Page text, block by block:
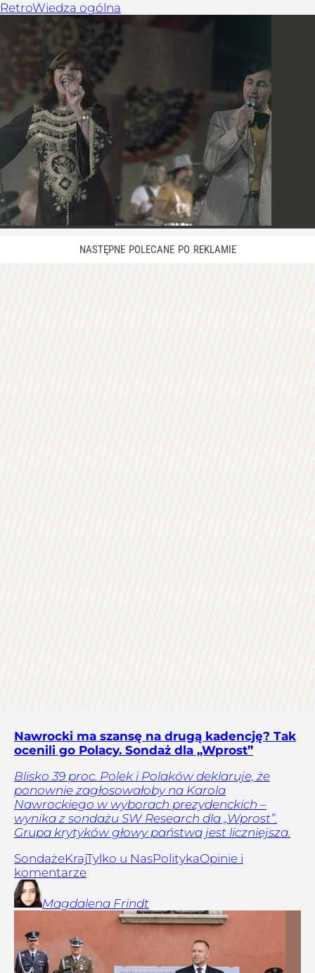
RetroWiedza ogólna
Nawrocki ma szansę na drugą kadencję? Tak
ocenili go Polacy. Sondaż dla „Wprost”
Blisko 39 proc. Polek i Polaków deklaruje, że
ponownie zagłosowałoby na Karola
Nawrockiego w wyborach prezydenckich –
wynika z sondażu SW Research dla „Wprost”.
Grupa krytyków głowy państwa jest liczniejsza.
SondażeKrajTylko u NasPolitykaOpinie i
komentarze
Magdalena Frindt